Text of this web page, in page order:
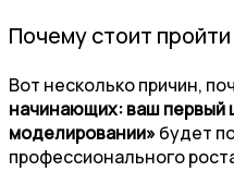
Почему стоит
Вот несколько причин,
начинающих: ваш первый
моделировании»будет
профессионального